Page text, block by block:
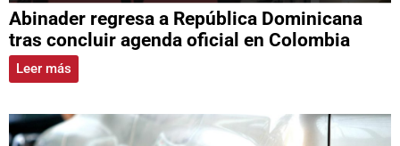
Abinader regresa a República Dominicana
tras concluir agenda oficial en Colombia
Leer más